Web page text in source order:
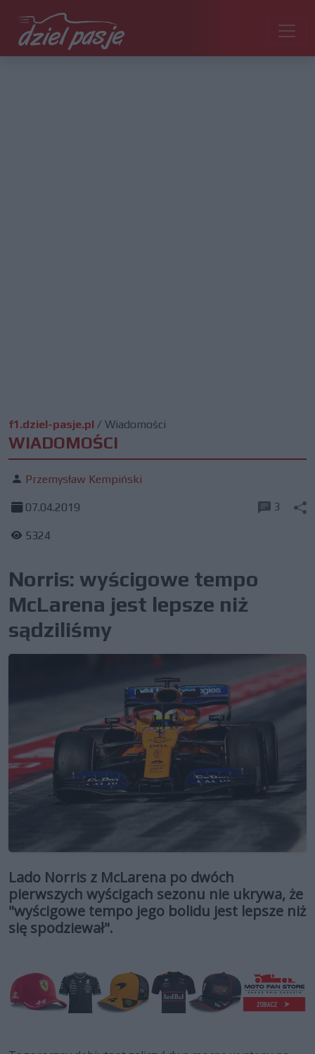
f1.dziel-pasje.pl / Wiadomości
WIADOMOŚCI
Przemysław Kempiński
07.04.2019
5324
3
Norris: wyścigowe tempo
McLarena jest lepsze niż
sądziliśmy
Lado Norris z McLarena po dwóch
pierwszych wyścigach sezonu nie ukrywa, że
"wyścigowe tempo jego bolidu jest lepsze niż
się spodziewał".